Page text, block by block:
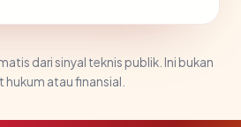
dari sinyal teknis publik. Ini bukan
hukum atau finansial.